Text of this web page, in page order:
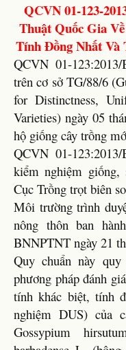
QCVN 01-123-
Thuật Quốc Gia
Tính Đồng Nhất Và
QCVN 01-
trên cơ sở TG/88/6
for Distinctness,
Varieties) ngày 05
hộ giống cây trồng
QCVN 01-
kiểm nghiệm
Cục Trồng trọt biên
Môi trường trình
nông thôn ban
BNNPTNT ngày 21
Quy chuẩn này
phương pháp đánh
tính khác biệt, tính
nghiệm DUS) của
Gossypium